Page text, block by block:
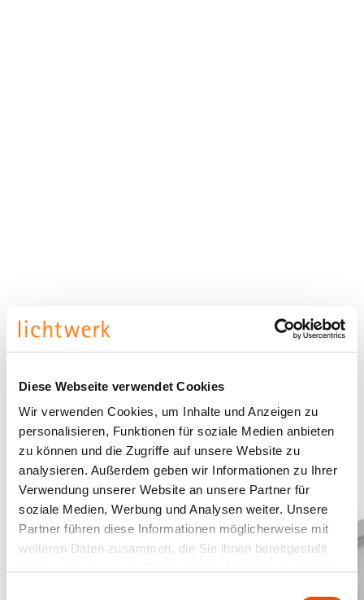
Diese Webseite verwendet Cookies
Wir verwenden Cookies, um Inhalte und Anzeigen zu
personalisieren, Funktionen für soziale Medien anbieten
zu können und die Zugriffe auf unsere Website zu
analysieren. Außerdem geben wir Informationen zu Ihrer
Verwendung unserer Website an unsere Partner für
soziale Medien, Werbung und Analysen weiter. Unsere
Partner führen diese Informationen möglicherweise mit
weiteren Daten zusammen, die Sie ihnen bereitgestellt